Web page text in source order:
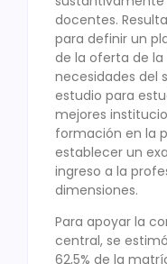
docentes.
para definir un
de la oferta de
necesidades del
estudio para
mejores
formación en la
establecer un
ingreso a la
dimensiones.
Para apoyar la
central, se
62,5% de la